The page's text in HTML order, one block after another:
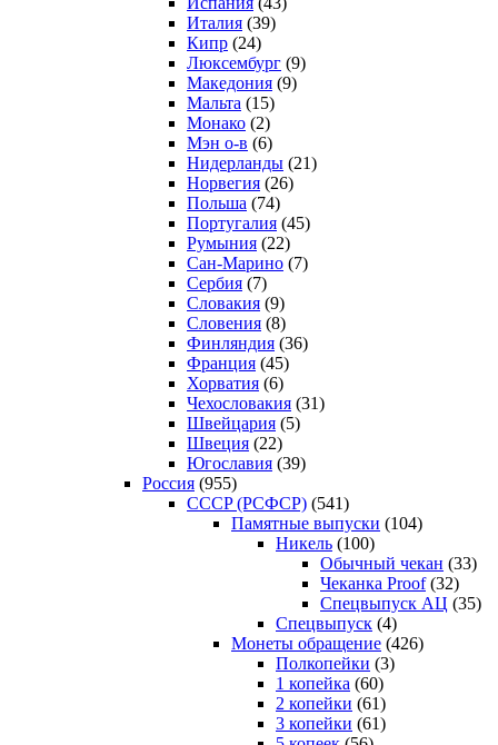
Италия (39)
Кипр (24)
Люксембург (9)
Македония (9)
Мальта (15)
Монако (2)
Мэн о-в (6)
Нидерланды (21)
Норвегия (26)
Польша (74)
Португалия (45)
Румыния (22)
Сан-Марино (7)
Сербия (7)
Словакия (9)
Словения (8)
Финляндия (36)
Франция (45)
Хорватия (6)
Чехословакия (31)
Швейцария (5)
Швеция (22)
Югославия (39)
Россия (955)
CCCP (РСФСР) (541)
Памятные выпуски (104)
Никель (100)
Обычный чекан (33)
Чеканка Proof(32)
Спецвыпуск АЦ (35)
Спецвыпуск (4)
Монеты обращение (426)
Полкопейки (3)
1 копейка (60)
2 копейки (61)
3 копейки (61)